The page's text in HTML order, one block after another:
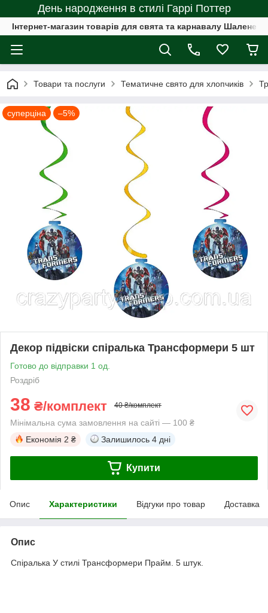
День народження в стилі Гаррі Поттер
Інтернет-магазин товарів для свята та карнавалу Шалене
Товари та послуги Тематичне свято для хлопчиків
суперціна –5%
Декор підвіски спіралька Трансформери 5 шт
Готово до відправки 1 од.
Роздріб
38 ₴/комплект 40 ₴/комплект
Мінімальна сума замовлення на сайті — 100 ₴
Економія 2 ₴ Залишилось 4 дні
Купити
Опис Характеристики Відгуки про товар Доставка
Опис
Спіралька У стилі Трансформери Прайм. 5 штук.